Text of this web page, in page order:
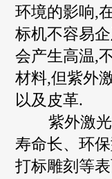
环境的影响,
标机不容易
会产生高温,
材料,但紫外
以及皮革.
紫外激光
寿命长、环
打标雕刻等